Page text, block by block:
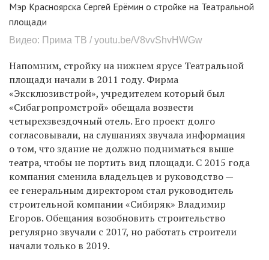
Мэр Красноярска Сергей Ерёмин о стройке на Театральной
площади
Видео: Прима ТВ / youtu.be/V8vvShvHWGw
Напомним, стройку на нижнем ярусе Театральной
площади начали в 2011 году. Фирма
«Эксклюзивстрой», учредителем который был
«Сибагропромстрой» обещала возвести
четырехзвездочный отель. Его проект долго
согласовывали, на слушаниях звучала информация
о том, что здание не должно подниматься выше
театра, чтобы не портить вид площади. С 2015 года
компания сменила владельцев и руководство —
ее генеральным директором стал руководитель
строительной компании «Сибиряк» Владимир
Егоров. Обещания возобновить строительство
регулярно звучали с 2017, но работать строители
начали только в 2019.